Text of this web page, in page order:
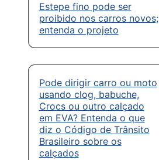
Estepe fino pode ser
proibido nos carros novos;
entenda o projeto
Pode dirigir carro ou moto
usando clog, babuche,
Crocs ou outro calçado
em EVA? Entenda o que
diz o Código de Trânsito
Brasileiro sobre os
calçados